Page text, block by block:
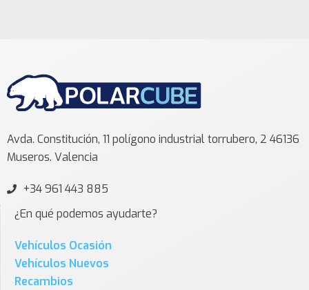
Avda. Constitución, 11 polígono industrial torrubero, 2 46136
Museros. Valencia
+34 961 443 885
¿En qué podemos ayudarte?
Vehículos Ocasión
Vehículos Nuevos
Recambios